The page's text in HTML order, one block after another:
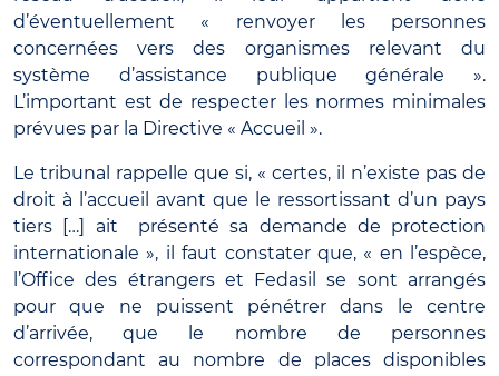
d’éventuellement « renvoyer les personnes
concernées vers des organismes relevant du
système d’assistance publique générale ».
L’important est de respecter les normes minimales
prévues par la Directive « Accueil ».
Le tribunal rappelle que si, « certes, il n’existe pas de
droit à l’accueil avant que le ressortissant d’un pays
tiers […] ait présenté sa demande de protection
internationale », il faut constater que, « en l’espèce,
l’Office des étrangers et Fedasil se sont arrangés
pour que ne puissent pénétrer dans le centre
d’arrivée, que le nombre de personnes
correspondant au nombre de places disponibles